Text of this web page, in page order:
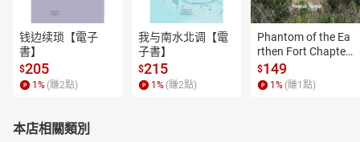
钱边续琐【電子
書】
$205
1 % (賺2點)
我与南水北调【電
子書】
$215
1 % (賺2點)
Phantom of the Ea
rthen Fort Chapter
4【有聲書】
$149
1 % (賺1 點)
本店相關類別